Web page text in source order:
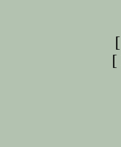
[
[